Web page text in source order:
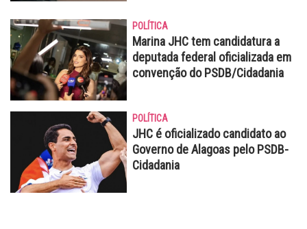
POLÍTICA
Marina JHC tem candidatura a
deputada federal oficializada em
convenção do PSDB/Cidadania
POLÍTICA
JHC é oficializado candidato ao
Governo de Alagoas pelo PSDB-
Cidadania